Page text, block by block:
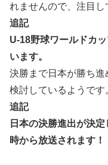
れませんので、注目し
追記
U-18野球ワールドカ
います。
決勝まで日本が勝ち
検討しているようです
追記
日本の決勝進出が決定
時から放送されます！